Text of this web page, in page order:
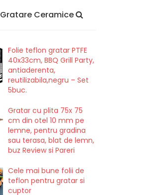
Gratare Ceramice
Folie teflon gratar PTFE
40x33cm, BBQ Grill Party,
antiaderenta,
reutilizabila,negru – Set
5buc.
Gratar cu plita 75x 75
cm din otel 10 mm pe
lemne, pentru gradina
sau terasa, blat de lemn,
buz Review si Pareri
Cele mai bune folii de
teflon pentru gratar si
cuptor